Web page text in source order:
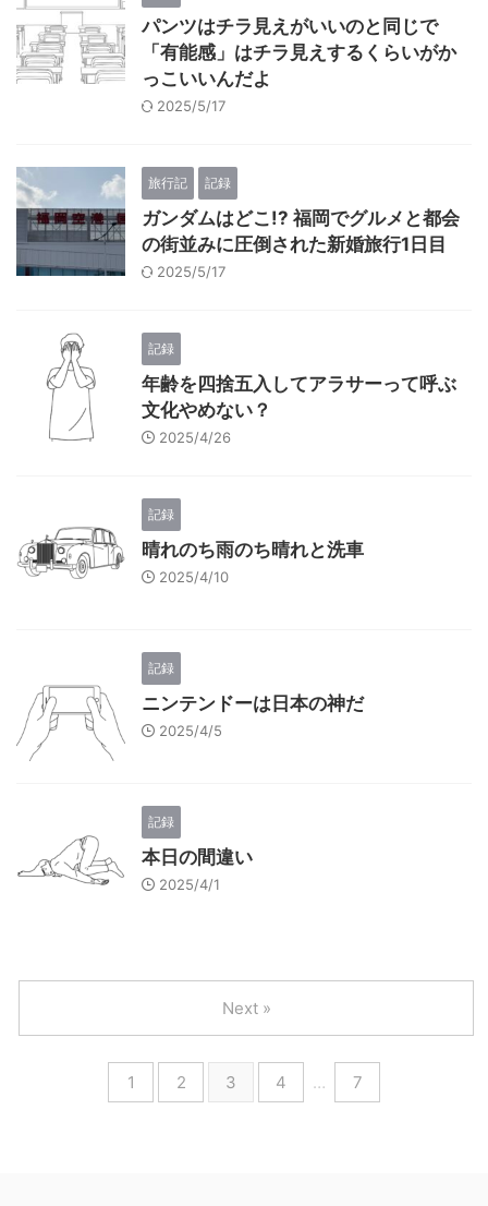
パンツはチラ見えがいいのと同じで
「有能感」はチラ見えするくらいがか
っこいいんだよ
2025/5/17
旅行記 記録
ガンダムはどこ!? 福岡でグルメと都会
の街並みに圧倒された新婚旅行1日目
2025/5/17
記録
年齢を四捨五入してアラサーって呼ぶ
文化やめない？
2025/4/26
記録
晴れのち雨のち晴れと洗車
2025/4/10
記録
ニンテンドーは日本の神だ
2025/4/5
記録
本日の間違い
2025/4/1
1 2 3 4 … 7
Next »